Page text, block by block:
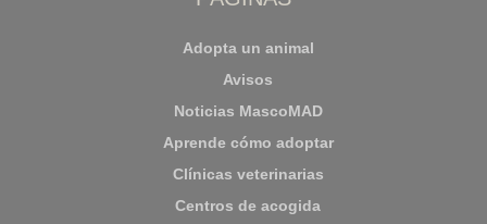
Adopta un animal
Avisos
Noticias MascoMAD
Aprende cómo adoptar
Clínicas veterinarias
Centros de acogida